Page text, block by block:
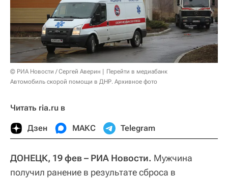
© РИА Новости / Сергей Аверин
Перейти в медиабанк
Автомобиль скорой помощи в ДНР. Архивное фото
Читать ria.ru в
Дзен МАКС Telegram
ДОНЕЦК, 19 фев – РИА Новости. Мужчина
получил ранение в результате сброса в